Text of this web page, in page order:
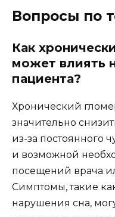
Вопросы по
Как
может влиять
пациента?
Хронический
значительно
из-за постоянного
и возможной
посещений врача
Симптомы, такие
нарушения сна,